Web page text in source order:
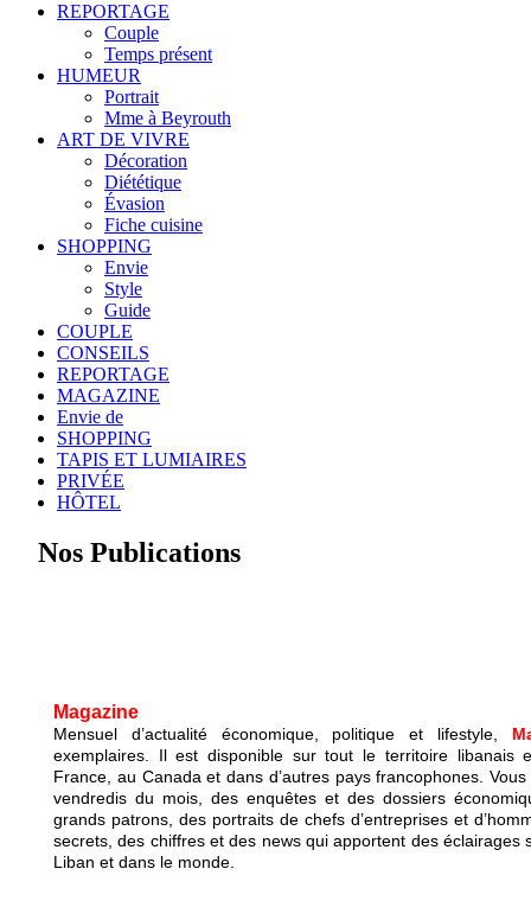
REPORTAGE
Couple
Temps présent
HUMEUR
Portrait
Mme à Beyrouth
ART DE VIVRE
Décoration
Diététique
Évasion
Fiche cuisine
SHOPPING
Envie
Style
Guide
COUPLE
CONSEILS
REPORTAGE
MAGAZINE
Envie de
SHOPPING
TAPIS ET LUMIAIRES
PRIVÉE
HÔTEL
Nos Publications
Magazine
Mensuel d’actualité économique, politique et lifestyle,
exemplaires. Il est disponible sur tout le territoire libanais
France, au Canada et dans d’autres pays francophones.
vendredis du mois, des enquêtes et des dossiers
grands patrons, des portraits de chefs d’entreprises et
secrets, des chiffres et des news qui apportent des éclairages
Liban et dans le monde.